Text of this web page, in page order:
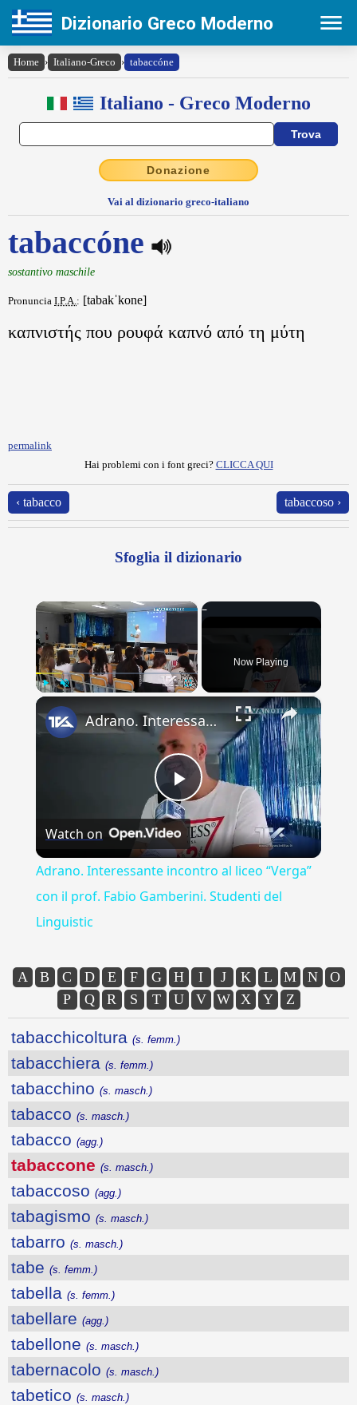
Dizionario Greco Moderno
Home › Italiano-Greco › tabaccóne
Italiano - Greco Moderno
Donazione
Vai al dizionario greco-italiano
tabaccóne
sostantivo maschile
Pronuncia I.P.A.: [tabakˈkone]
καπνιστής που ρουφά καπνό από τη μύτη
permalink
Hai problemi con i font greci? CLICCA QUI
‹ tabacco tabaccoso ›
Sfoglia il dizionario
×
Now Playing
×
Play
Video
Adrano. Interessante incontro al liceo “Verga” con il prof. Fabio Gamberini. Studenti del Linguistic
Watch on
Adrano. Interessante incontro al liceo “Verga”
con il prof. Fabio Gamberini. Studenti del
Linguistic
A B C D E F G H I J K L M N
O
P
Q R S T U V W X Y Z
tabacchicoltura (s. femm.)
tabacchiera (s. femm.)
tabacchino (s. masch.)
tabacco (s. masch.)
tabacco (agg.)
tabaccone (s. masch.)
tabaccoso (agg.)
tabagismo (s. masch.)
tabarro (s. masch.)
tabe (s. femm.)
tabella (s. femm.)
tabellare (agg.)
tabellone (s. masch.)
tabernacolo (s. masch.)
tabetico (s. masch.)